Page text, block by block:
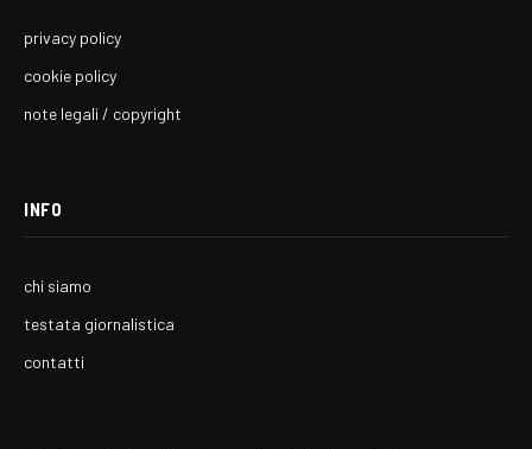
privacy policy
cookie policy
note legali / copyright
INFO
chi siamo
testata giornalistica
contatti